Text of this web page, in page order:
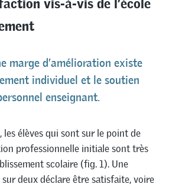
marge d’amélioration existe
individuel et le soutien
enseignant.
les élèves qui sont sur le point de
professionnelle initiale sont très
scolaire (fig. 1). Une
deux déclare être satisfaite, voire